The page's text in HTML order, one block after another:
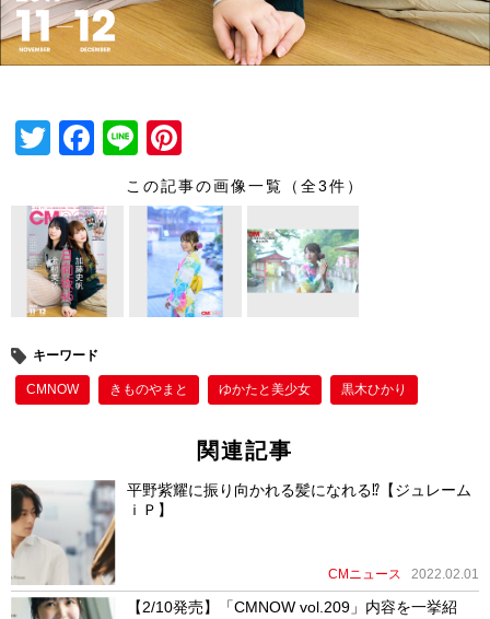
T
tt
er
F
c
e
b
o
o
k
Li
n
e
nt
er
e
st
この記事の画像一覧（全3件）
キーワード
CMNOW きものやまと ゆかたと美少女 黒木ひかり
関連記事
平野紫耀に振り向かれる髪になれる⁉【ジュレーム
ｉＰ】
CMニュース 2022.02.01
【2/10発売】「CMNOW vol.209」内容を一挙紹